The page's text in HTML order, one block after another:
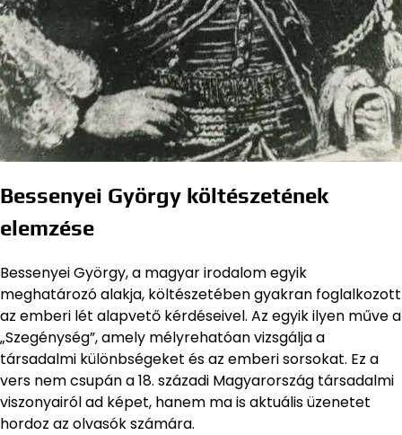
Bessenyei György költészetének
elemzése
Bessenyei György, a magyar irodalom egyik
meghatározó alakja, költészetében gyakran foglalkozott
az emberi lét alapvető kérdéseivel. Az egyik ilyen műve a
„Szegénység”, amely mélyrehatóan vizsgálja a
társadalmi különbségeket és az emberi sorsokat. Ez a
vers nem csupán a 18. századi Magyarország társadalmi
viszonyairól ad képet, hanem ma is aktuális üzenetet
hordoz az olvasók számára.